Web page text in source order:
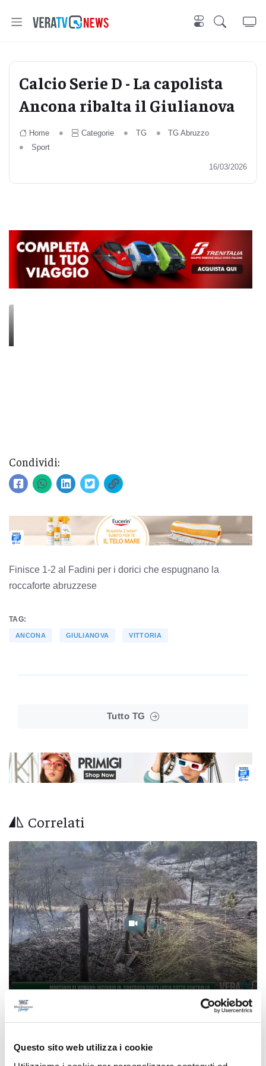
Questo sito web utilizza i cookie
Calcio Serie D - La capolista
Ancona ribalta il Giulianova
Home Categorie TG
TG Abruzzo
Sport
16/03/2026
Condividi:
Finisce 1-2 al Fadini per i dorici che espugnano la
roccaforte abruzzese
TAG:
ANCONA GIULIANOVA VITTORIA
Tutto TG
Correlati
Montorio al Vomano: incendio in contrada